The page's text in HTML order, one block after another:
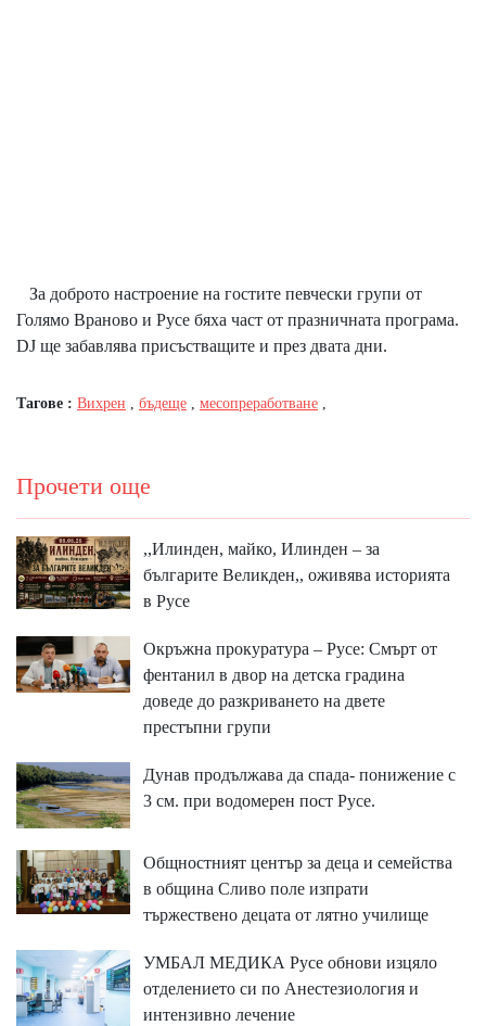
За доброто настроение на гостите певчески групи от
Голямо Враново и Русе бяха част от празничната програма.
DJ ще забавлява присъстващите и през двата дни.
Тагове : Вихрен бъдеще месопреработване
Прочети още
,,Илинден, майко, Илинден – за
българите Великден,, оживява историята
в Русе
Окръжна прокуратура – Русе: Смърт от
фентанил в двор на детска градина
доведе до разкриването на двете
престъпни групи
Дунав продължава да спада- понижение с
3 см. при водомерен пост Русе.
Общностният център за деца и семейства
в община Сливо поле изпрати
тържествено децата от лятно училище
УМБАЛ МЕДИКА Русе обнови изцяло
отделението си по Анестезиология и
интензивно лечение